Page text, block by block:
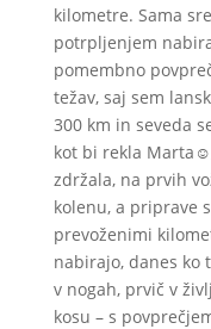
kilometre. Sama
potrpljenjem
pomembno
težav, saj sem
300 km in seveda
kot bi rekla
zdržala, na prvih
kolenu, a priprave
prevoženimi
nabirajo, danes ko
v nogah, prvič v
kosu – s